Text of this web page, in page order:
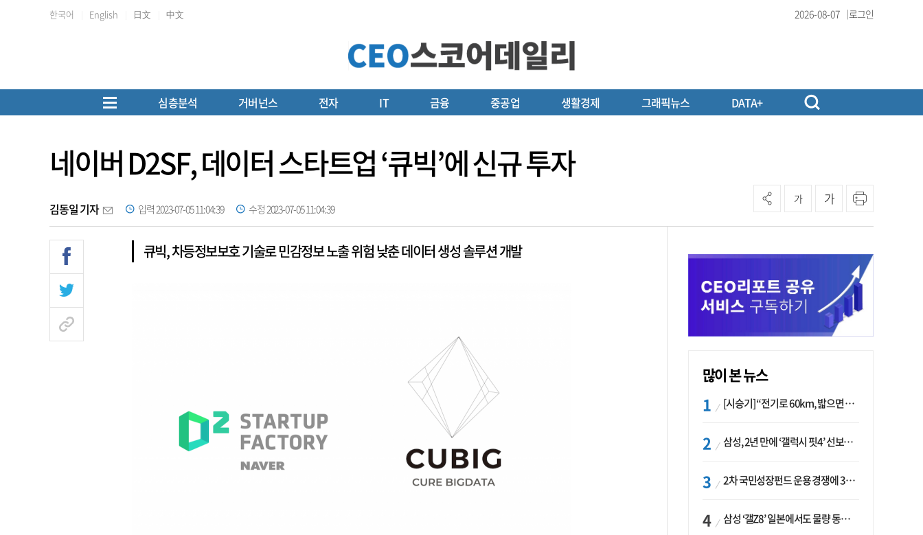
한국어 English 日文 中文 2026-08-07 로그인
심층분석 거버넌스 전자 IT 금융 중공업 생활경제 그래픽뉴스 DATA+
네이버 D2SF, 데이터 스타트업 ‘큐빅’에 신규 투자
김동일 기자 입력 2023-07-05 11:04:39 수정 2023-07-05 11:04:39
가 가
큐빅, 차등정보보호 기술로 민감정보 노출 위험 낮춘 데이터 생성 솔루션 개발
많이 본 뉴스
[시승기] “전기로 60km, 밟으면 462마력”…볼보 XC60 T8의 두 얼굴
삼성, 2년 만에 ‘갤럭시 핏4’ 선보이나…웨어러블 생태계 확장 ‘시동’
2차 국민성장펀드 운용 경쟁에 33개사 몰렸다…신한·하나 등 새 얼굴 대거 합류
삼성 ‘갤Z8’ 일본에서도 물량 동났다…애플 참전 앞두고 선두 수성 ‘시험대’